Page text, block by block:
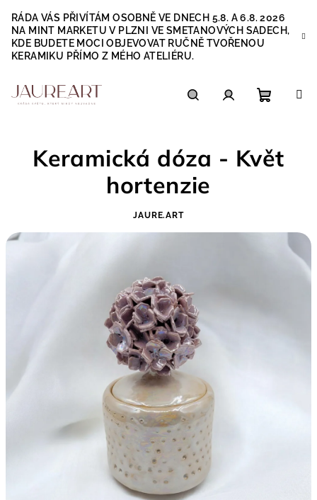
obsah
RÁDA VÁS PŘIVÍTÁM OSOBNĚ VE DNECH 5.8. A 6.8. 2026
NA MINT MARKETU V PLZNI VE SMETANOVÝCH SADECH,
KDE BUDETE MOCI OBJEVOVAT RUČNĚ TVOŘENOU
KERAMIKU PŘÍMO Z MÉHO ATELIÉRU.
košík
Keramická dóza - Květ
hortenzie
JAURE.ART